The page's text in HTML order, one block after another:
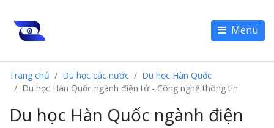
Menu
Trang chủ Du học các nước
Du học Hàn Quốc
Du học Hàn Quốc ngành điện tử - Công nghệ thông tin
Du học Hàn Quốc ngành điện